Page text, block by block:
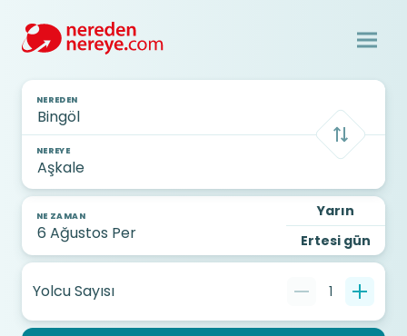
NEREDEN
NEREYE
NE ZAMAN
Yarın
Ertesi gün
Yolcu Sayısı 1